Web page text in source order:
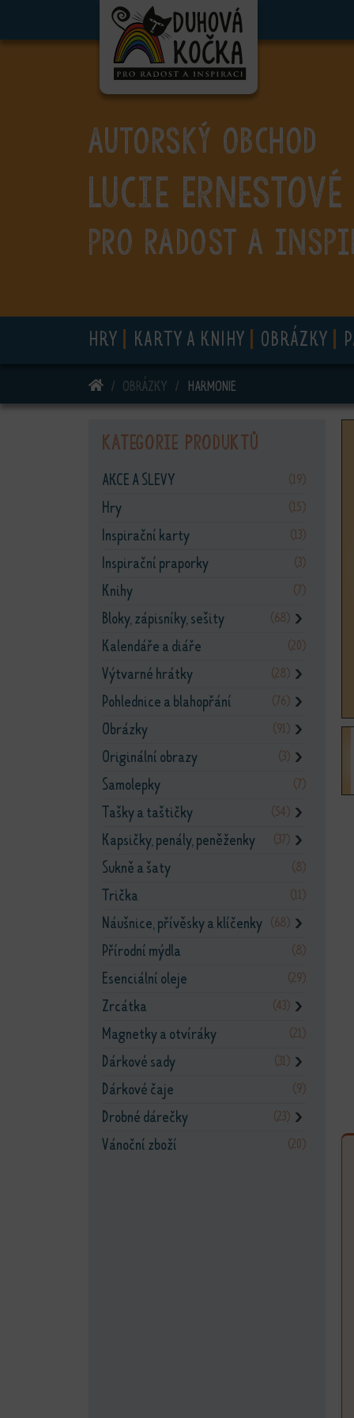
AUTORSKÝ OBCHOD
Lucie Ernestové
PRO RADOST A
HRY KARTY A KNIHY OBRÁZKY
DOMŮOBRÁZKY HARMONIE
Kategorie produktů
AKCE A SLEVY (19)
Hry (15)
Inspirační karty (13)
Inspirační praporky (3)
Knihy (7)
Bloky, zápisníky, sešity (68) ❯
Kalendáře a diáře (20)
Výtvarné hrátky (28) ❯
Pohlednice a blahopřání (76) ❯
Obrázky (91) ❯
Originální obrazy (3) ❯
Samolepky (7)
Tašky a taštičky (54) ❯
Kapsičky, penály, peněženky (37) ❯
Sukně a šaty (8)
Trička (11)
Náušnice, přívěsky a klíčenky (68) ❯
Přírodní mýdla (8)
Esenciální oleje (29)
Zrcátka (43) ❯
Magnetky a otvíráky (21)
Dárkové sady (31) ❯
Dárkové čaje (9)
Drobné dárečky (23) ❯
Vánoční zboží (20)